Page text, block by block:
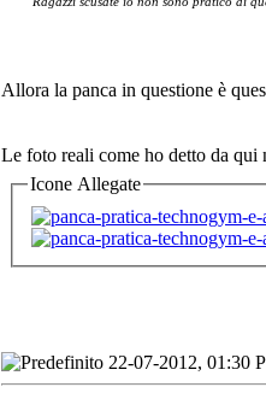
Allora la panca in questione è
Le foto reali come ho detto da qui
Icone Allegate
22-07-2012, 01:30